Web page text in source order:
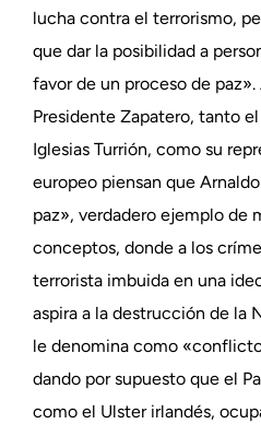
lucha contra el terrorismo,
que dar la posibilidad a
favor de un proceso de
Presidente Zapatero, tanto
Iglesias Turrión, como su
europeo piensan que
paz», verdadero ejemplo de
conceptos, donde a los
terrorista imbuida en una
aspira a la destrucción de la
le denomina como
dando por supuesto que el
como el Ulster irlandés,